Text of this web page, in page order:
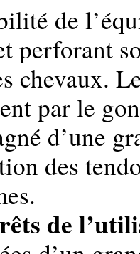
de
perforant
chevaux.
par le
d’une
des
de